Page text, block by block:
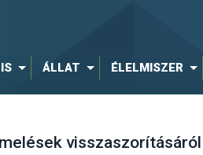
ÁLLAT ÉLELMISZER